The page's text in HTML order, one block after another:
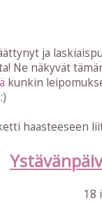
ja
Ne näkyvät
kunkin
haasteeseen
18